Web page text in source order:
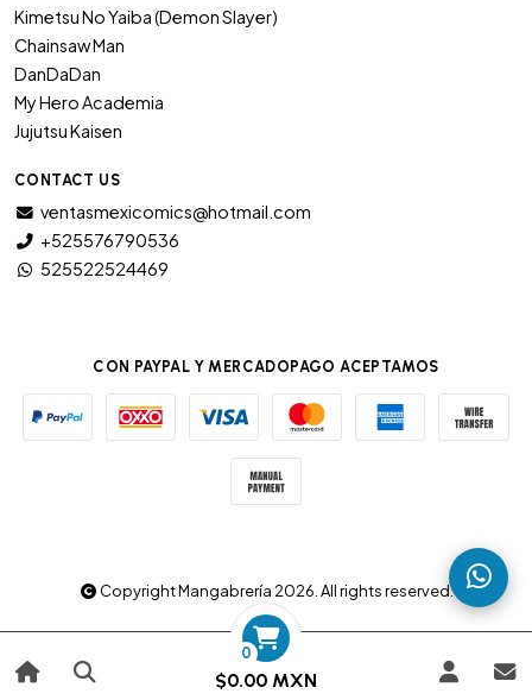
0
$0.00 MXN
Kimetsu No Yaiba (Demon Slayer)
Chainsaw Man
DanDaDan
My Hero Academia
Jujutsu Kaisen
CONTACT US
ventasmexicomics@hotmail.com
+525576790536
525522524469
CON PAYPAL Y MERCADOPAGO ACEPTAMOS
Copyright Mangabrería 2026. All rights reserved.